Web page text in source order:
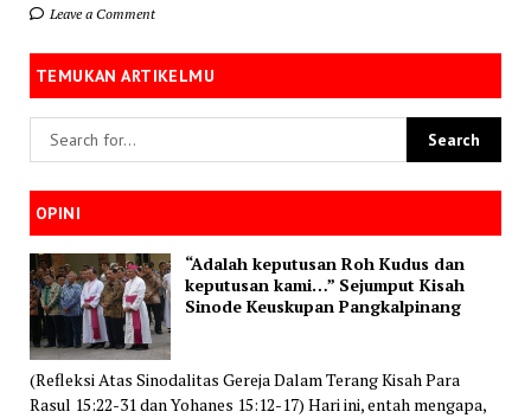
Leave a Comment
TEMUKAN ARTIKELMU
OPINI
“Adalah keputusan Roh Kudus dan
keputusan kami…” Sejumput Kisah
Sinode Keuskupan Pangkalpinang
(Refleksi Atas Sinodalitas Gereja Dalam Terang Kisah Para
Rasul 15:22-31 dan Yohanes 15:12-17) Hari ini, entah mengapa,